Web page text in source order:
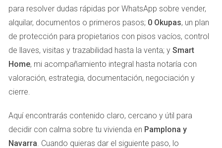
Impuestos + Gastos notariales)
Beneficio neto = 250,000 - (7.500 + 3,000 +
1,500) = 228,000 euros
Caso 2: Venta de una casa en las afueras
Pamplona valorada en 350,000 euros. La situación es
diferente porque la demanda puede ser menor. Los costos
son similares:
para resolver dudas rápidas por WhatsApp sobre vender,
alquilar, documentos o primeros pasos; 0 Okupas, un plan
de protección para propietarios con pisos vacíos, control
de llaves, visitas y trazabilidad hasta la venta; y Smart
Home, mi acompañamiento integral hasta notaría con
valoración, estrategia, documentación, negociación y
cierre.
Aquí encontrarás contenido claro, cercano y útil para
decidir con calma sobre tu vivienda en Pamplona y
Navarra. Cuando quieras dar el siguiente paso, lo